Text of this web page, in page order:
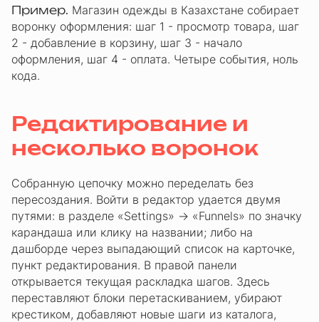
Пример. Магазин одежды в Казахстане собирает
воронку оформления: шаг 1 - просмотр товара, шаг
2 - добавление в корзину, шаг 3 - начало
оформления, шаг 4 - оплата. Четыре события, ноль
кода.
Редактирование и
несколько воронок
Собранную цепочку можно переделать без
пересоздания. Войти в редактор удается двумя
путями: в разделе «Settings» → «Funnels» по значку
карандаша или клику на названии; либо на
дашборде через выпадающий список на карточке,
пункт редактирования. В правой панели
открывается текущая раскладка шагов. Здесь
переставляют блоки перетаскиванием, убирают
крестиком, добавляют новые шаги из каталога,